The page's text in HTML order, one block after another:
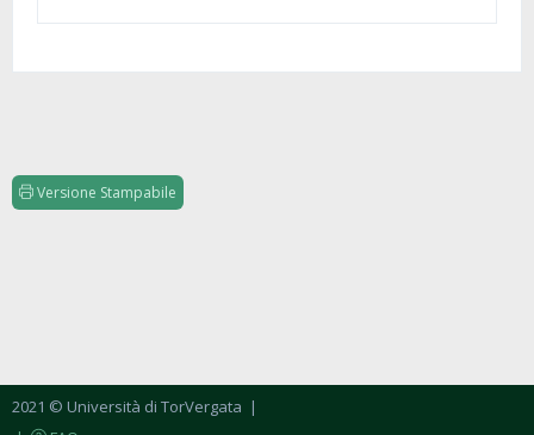
Versione Stampabile
2021 © Università di TorVergata |